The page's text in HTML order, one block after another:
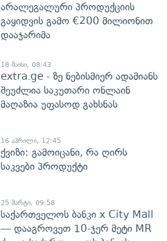
არალეგალური პროდუქციის
გაყიდვის გამო €200 მილიონით
დააჯარიმა
18 მაისი, 08:43
extra.ge - ზე ნებისმიერ ადამიანს
შეუძლია საკუთარი ონლაინ
მაღაზია უფასოდ გახსნას
16 აპრილი, 12:45
ქვიზი: გამოიცანი, რა ღირს
საკვები პროდუქტი
25 მარტი, 09:58
საქართველოს ბანკი x City Mall
— დააგროვეთ 10-ჯერ მეტი MR